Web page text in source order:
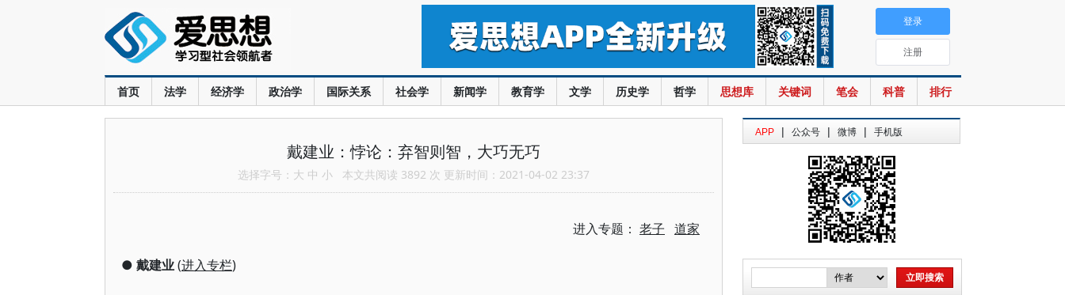
首页 法学 经济学 政治学 国际关系 社会学 新闻学 教育学 文学 历史学 哲学 思想库 关键词 笔会 科普 排行
登录
注册
戴建业：悖论：弃智则智，大巧无巧
选择字号： 大 中 小 本文共阅读 3892 次 更新时间：2021-04-02 23:37
进入专题： 老子 道家
● 戴建业(进入专栏)
APP | 公众号 | 微博 | 手机版